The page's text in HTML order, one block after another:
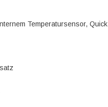
Temperatursensor, Quick